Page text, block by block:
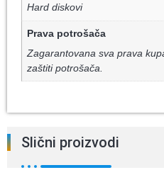
Hard diskovi
Prava potrošača
Zagarantovana sva prava
zaštiti potrošača.
Slični proizvodi